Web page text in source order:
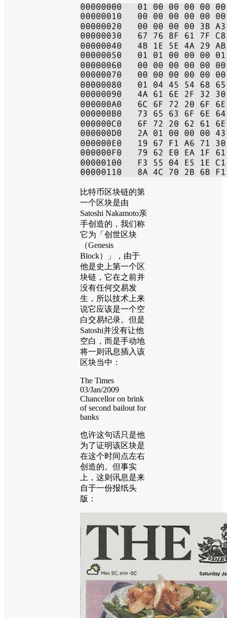
比特币区块链的第
一个区块是由
Satoshi Nakamoto亲
手创造的，我们称
它为「创世区块
（Genesis
Block）」，由于
他是史上第一个区
块链，它在之前并
没有任何交易发
生，所以技术上来
说它应该是一个空
白交易纪录。但是
Satoshi并没有让他
空白，而是手动地
将一则讯息插入该
区块当中：
The Times
03/Jan/2009
Chancellor on brink
of second bailout for
banks
也许这句话只是他
为了证明该区块是
在这个时间点左右
创造的。但事实
上，这则讯息是来
自于一份报纸头
版：